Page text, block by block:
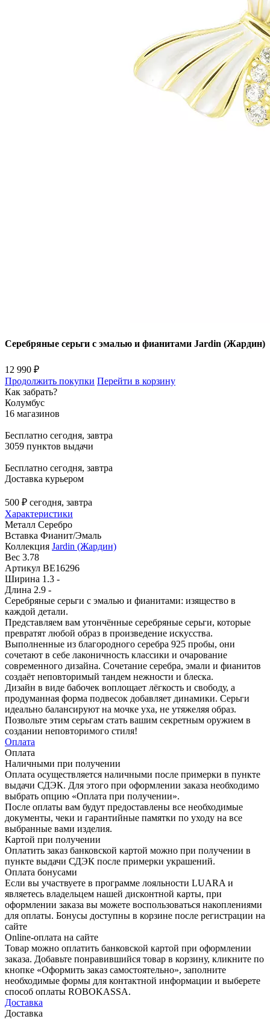
Серебряные серьги с эмалью и фианитами Jardin (Жардин)
12 990 ₽
Продолжить покупки Перейти в корзину
Как забрать?
Колумбус
16 магазинов
Бесплатно сегодня, завтра
3059 пунктов выдачи
Бесплатно сегодня, завтра
Доставка курьером
500 ₽ сегодня, завтра
Характеристики
Металл Серебро
Вставка Фианит/Эмаль
Коллекция Jardin (Жардин)
Вес 3.78
Артикул BE16296
Ширина 1.3 -
Длина 2.9 -
Серебряные серьги с эмалью и фианитами: изящество в
каждой детали.
Представляем вам утончённые серебряные серьги, которые
превратят любой образ в произведение искусства.
Выполненные из благородного серебра 925 пробы, они
сочетают в себе лаконичность классики и очарование
современного дизайна. Сочетание серебра, эмали и фианитов
создаёт неповторимый тандем нежности и блеска.
Дизайн в виде бабочек воплощает лёгкость и свободу, а
продуманная форма подвесок добавляет динамики. Серьги
идеально балансируют на мочке уха, не утяжеляя образ.
Позвольте этим серьгам стать вашим секретным оружием в
создании неповторимого стиля!
Оплата
Оплата
Наличными при получении
Оплата осуществляется наличными после примерки в пункте
выдачи СДЭК. Для этого при оформлении заказа необходимо
выбрать опцию «Оплата при получении».
После оплаты вам будут предоставлены все необходимые
документы, чеки и гарантийные памятки по уходу на все
выбранные вами изделия.
Картой при получении
Оплатить заказ банковской картой можно при получении в
пункте выдачи СДЭК после примерки украшений.
Оплата бонусами
Если вы участвуете в программе лояльности LUARA и
являетесь владельцем нашей дисконтной карты, при
оформлении заказа вы можете воспользоваться накоплениями
для оплаты. Бонусы доступны в корзине после регистрации на
сайте
Online-оплата на сайте
Товар можно оплатить банковской картой при оформлении
заказа. Добавьте понравившийся товар в корзину, кликните по
кнопке «Оформить заказ самостоятельно», заполните
необходимые формы для контактной информации и выберете
способ оплаты ROBOKASSA.
Доставка
Доставка